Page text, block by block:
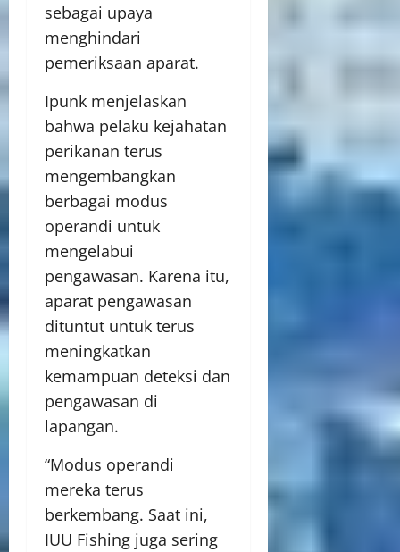
sebagai upaya
menghindari
pemeriksaan aparat.
Ipunk menjelaskan
bahwa pelaku kejahatan
perikanan terus
mengembangkan
berbagai modus
operandi untuk
mengelabui
pengawasan. Karena itu,
aparat pengawasan
dituntut untuk terus
meningkatkan
kemampuan deteksi dan
pengawasan di
lapangan.
“Modus operandi
mereka terus
berkembang. Saat ini,
IUU Fishing juga sering